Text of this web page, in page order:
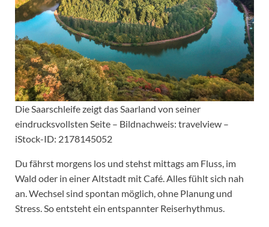
Die Saarschleife zeigt das Saarland von seiner
eindrucksvollsten Seite – Bildnachweis: travelview –
iStock-ID: 2178145052
Du fährst morgens los und stehst mittags am Fluss, im
Wald oder in einer Altstadt mit Café. Alles fühlt sich nah
an. Wechsel sind spontan möglich, ohne Planung und
Stress. So entsteht ein entspannter Reiserhythmus.